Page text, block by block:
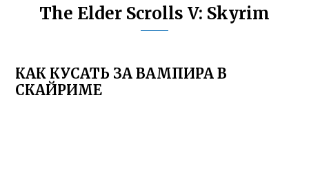
The Elder Scrolls V: Skyrim
КАК КУСАТЬ ЗА ВАМПИРА В
СКАЙРИМЕ